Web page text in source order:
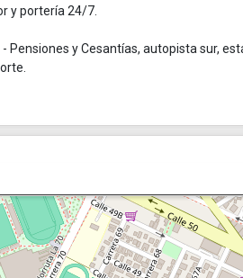
y portería 24/7.
Pensiones y Cesantías, autopista sur,